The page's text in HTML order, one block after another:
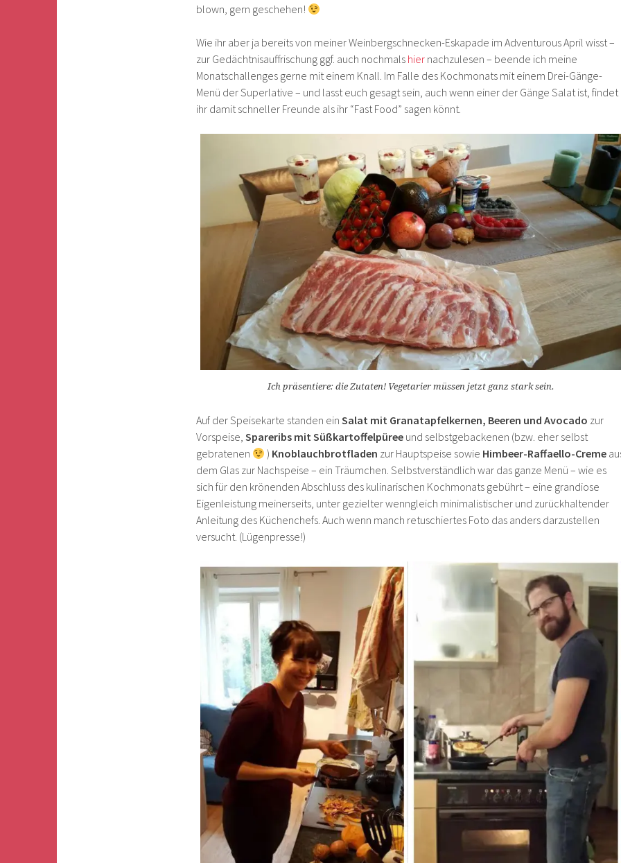
blown, gern geschehen!
Wie ihr aber ja bereits von meiner Weinbergschnecken-Eskapade im Adventurous April wisst –
zur Gedächtnisauffrischung ggf. auch nochmals hier nachzulesen – beende ich meine
Monatschallenges gerne mit einem Knall. Im Falle des Kochmonats mit einem Drei-Gänge-
Menü der Superlative – und lasst euch gesagt sein, auch wenn einer der Gänge Salat ist, findet
ihr damit schneller Freunde als ihr “Fast Food” sagen könnt.
Ich präsentiere: die Zutaten! Vegetarier müssen jetzt ganz stark sein.
Auf der Speisekarte standen ein Salat mit Granatapfelkernen, Beeren und Avocado zur
Vorspeise, Spareribs mit Süßkartoffelpüree und selbstgebackenen (bzw. eher selbst
gebratenen
) Knoblauchbrotfladen zur Hauptspeise sowie Himbeer-Raffaello-Creme
dem Glas zur Nachspeise – ein Träumchen. Selbstverständlich war das ganze Menü – wie es
sich für den krönenden Abschluss des kulinarischen Kochmonats gebührt – eine grandiose
Eigenleistung meinerseits, unter gezielter wenngleich minimalistischer und zurückhaltender
Anleitung des Küchenchefs. Auch wenn manch retuschiertes Foto das anders darzustellen
versucht. (Lügenpresse!)